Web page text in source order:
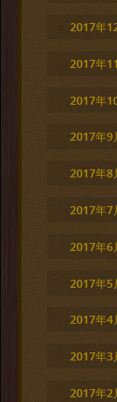
2017年
2017年
2017年
2017年9
2017年8
2017年7
2017年6
2017年5
2017年4
2017年3
2017年2